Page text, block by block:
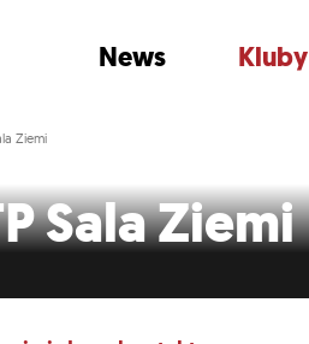
News Kluby
Ziemi
Sala Ziemi